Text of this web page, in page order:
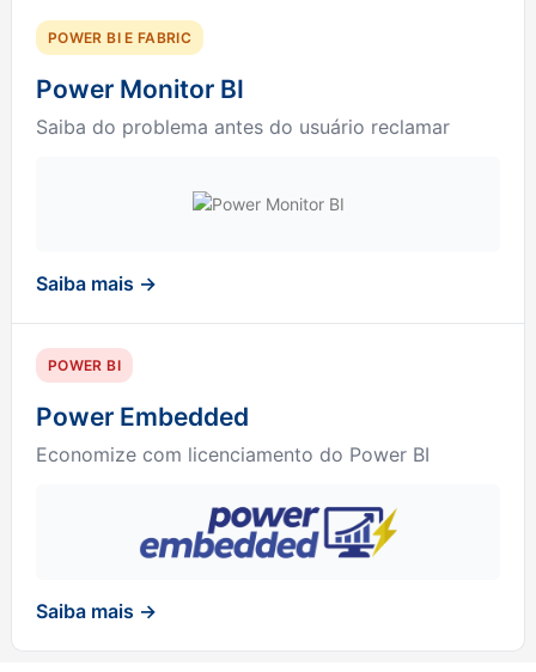
POWER BI E FABRIC
Power Monitor BI
Saiba do problema antes do usuário reclamar
Saiba mais →
POWER BI
Power Embedded
Economize com licenciamento do Power BI
Saiba mais →